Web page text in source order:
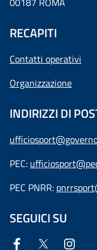
RECAPITI
Contatti operativi
Organizzazione
INDIRIZZI DI
PEC:
PEC PNRR:
SEGUICI SU